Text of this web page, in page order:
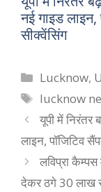
नई गाइड लाइन,
सीक्वेंसिंग
Categories
Lucknow,
Tags
lucknow
यूपी में निरंतर
लाइन, पॉजिटिव
लविप्रा
देकर ठगे 30 लाख